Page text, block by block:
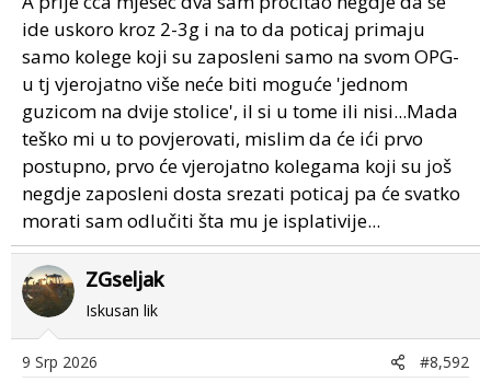
ide uskoro kroz 2-3g i na to da poticaj primaju
samo kolege koji su zaposleni samo na svom OPG-
u tj vjerojatno više neće biti moguće 'jednom
guzicom na dvije stolice', il si u tome ili nisi...Mada
teško mi u to povjerovati, mislim da će ići prvo
postupno, prvo će vjerojatno kolegama koji su još
negdje zaposleni dosta srezati poticaj pa će svatko
morati sam odlučiti šta mu je isplativije...
ZGseljak
Iskusan lik
9 Srp 2026 #8,592